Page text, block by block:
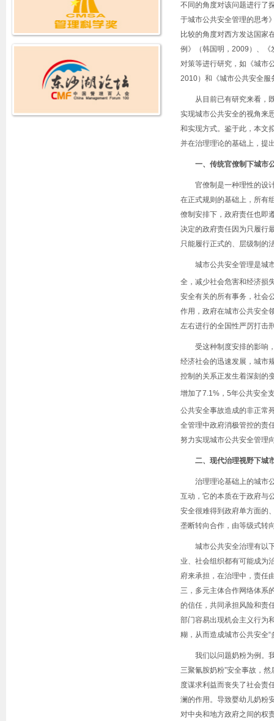
不同的角度对该问题进行了
于城市公共安全管理的思考
比较的角度对西方发达国家
例》（韩国明， 2009 ）、《
对策等进行研究，如《城市
2010）和《城市公共安全
从目前已有研究来看，
实现城市公共安全的视角来
和实现方式。鉴于此，本文
并在治理理论的基础上，提
一、传统官僚制下城市
官僚制是一种理性的设
在正式规则的基础上，所有
僚制安排下，政府责任也即
决定的政府责任因为只履行
只能履行正式的、层级制的
城市公共安全管理是城
全，减少社会危害和经济损
安全有关的所有事务，社会
作用，政府在城市公共安全
左右进行的全国性严厉打击
受这种制度安排的影响
经济社会的迅速发展，城市
控制的关系正发生着深刻的
增加了7.1% ， 5年公共安全
公共安全事故造成的非正常
全管理中政府消极管控的责
努力实现城市公共安全管理
二、现代治理视野下城
治理理论基础上的城市
互动，它的本质在于政府与
安全很难得到政府单方面的
垄断转向合作，由等级式转
城市公共安全治理有以
业、社会组织都有可能成为
府来承担，在治理中，责任
三，多元主体合作网络体系
的信任，共同承担风险和责
部门容易出现机会主义行为
糊，从而造成城市公共安全“
我们以问题奶粉为例。
三聚氰胺奶粉”安全事故，然
度谋求利益而丧失了社会责
澜的作用。导致婴幼儿奶粉
对中央和地方政府之间的权